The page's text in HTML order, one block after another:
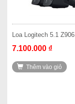
Loa Logitech 5.1 Z906
7.100.000 ₫
Thêm vào giỏ